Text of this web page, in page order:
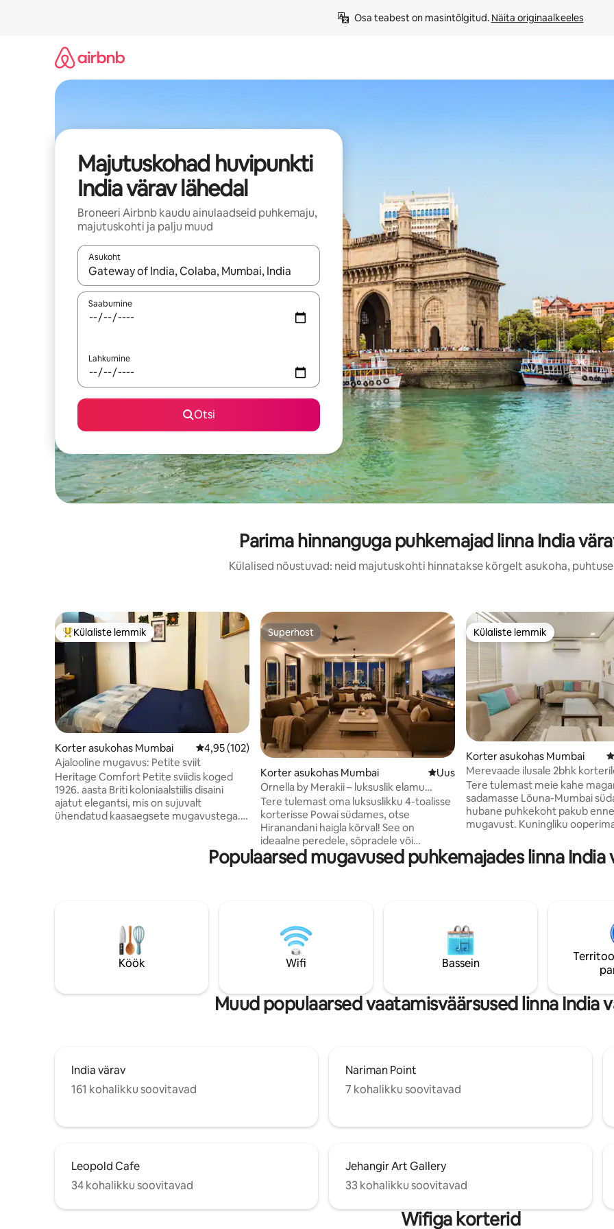
Osa teabest on masintõlgitud. Näita originaalkeeles
Majutuskohad huvipunkti
India värav lähedal
Broneeri Airbnb kaudu ainulaadseid puhkemaju,
majutuskohti ja palju muud
Asukoht
Kui tulemused on kuvatud, liigu ekraanil nooleklahvidega või puuduta või tõmba mööda ekraani.
Saabumine
Lahkumine
Otsi
Parima hinnanguga puhkemajad linna India
Külalised nõustuvad: neid majutuskohti hinnatakse kõrgelt asukoha,
Külaliste suur lemmik
Külaliste lemmik
Korter asukohas Mumbai Keskmine hinnang 4,95/5, 102 hinnangut
4,95 (102)
Ajalooline mugavus: Petite sviit
Heritage Comfort Petite sviidis koged
1926. aasta Briti koloniaalstiilis disaini
ajatut elegantsi, mis on sujuvalt
ühendatud kaasaegsete mugavustega.
peatumiseks. Oleme sinu mugavuse
valvekuni. Naudi suurepärast asukohta
linnas, mida täiendavad esmaklassilised
mugavused, mis panevad sind tundma
Superhost
Superhost
Korter asukohas Mumbai Uus majutuskoht
Uus
Ornella by Merakii – luksuslik elamu
juhtivtöötajatele.
Tere tulemast oma luksuslikku 4-toalisse
korterisse Powai südames, otse
Hiranandani haigla kõrval! See on
ideaalne peredele, sõpradele või
tööreisideks, sest seal on 4 laia
kaheinimesevoodit, 1 narivoodi ja ruumi
Powai järv. Peatu, lõõgastu ja loo
mälestusi – lihtsalt hoia pärast kella 22
helitugevus madal, välja arvatud juhul, kui
sosistad komplimente korteri kohta!
Külaliste lemmik
Külaliste lemmik
Korter asukohas Mumbai
Merevaade ilusale 2bhk
Bebas.
Tere tulemast meie kahe
sadamasse Lõuna-Mumbai
hubane puhkekoht pakub
mugavust. Kuningliku
lähedal asuv majutuskoht
linna vaatamisväärsustega
kodu soojust väljaspool kodu,
detail on mõeldud
peatumiseks. Sukeldu Lõuna-Mumbai
rikkalikku kultuuri.
Populaarsed mugavused puhkemajades linna India
Köök Wifi Bassein
Muud populaarsed vaatamisväärsused linna India
India värav
161 kohalikku soovitavad
Nariman Point
7 kohalikku soovitavad
Leopold Cafe
34 kohalikku soovitavad
Jehangir Art Gallery
33 kohalikku soovitavad
Wifiga korterid